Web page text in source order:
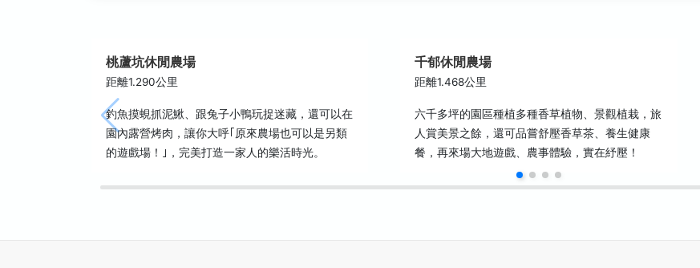
桃蘆坑休閒農場
距離1.290公里
釣魚摸蜆抓泥鰍、跟兔子小鴨玩捉迷藏，還可以在
園內露營烤肉，讓你大呼｢原來農場也可以是另類
的遊戲場！｣，完美打造一家人的樂活時光。
千郁休閒農場
距離1.468公里
六千多坪的園區種植多種香草植物、景觀植栽，旅
人賞美景之餘，還可品嘗舒壓香草茶、養生健康
餐，再來場大地遊戲、農事體驗，實在紓壓！